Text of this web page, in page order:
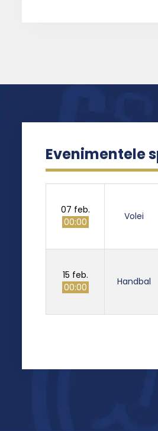
Evenimentele
07 feb.
00:00
Volei
15 feb.
00:00
Handbal